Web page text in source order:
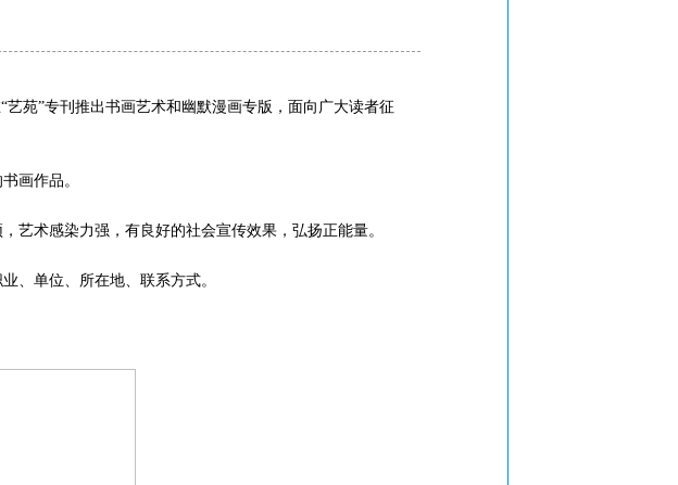
苑”专刊推出书画艺术和幽默漫画专版，面向广大读者征
画作品。
术感染力强，有良好的社会宣传效果，弘扬正能量。
、单位、所在地、联系方式。